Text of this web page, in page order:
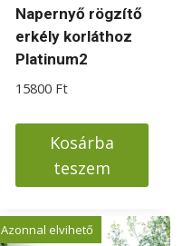
Napernyő rögzítő
erkély korláthoz
Platinum2
15800 Ft
Kosárba
teszem
Azonnal elvihető